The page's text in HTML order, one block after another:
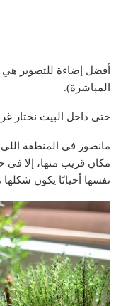
أفضل إضاءة للتصوير هي
المباشرة).
حتى داخل البيت نختار
مانصور في المنطقة
مكان قريب منها، إلا في
نفسها أحيانًا يكون